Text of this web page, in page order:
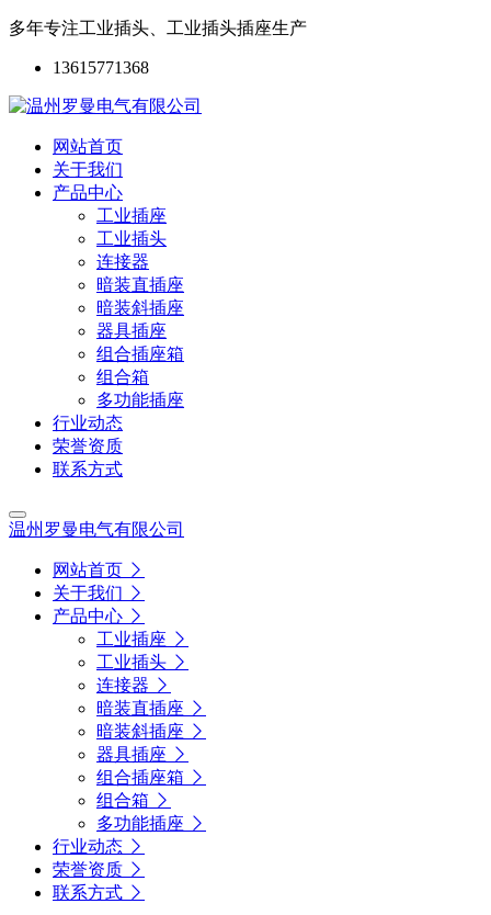
多年专注工业插头、工业插头插座生产
13615771368
网站首页
关于我们
产品中心
工业插座
工业插头
连接器
暗装直插座
暗装斜插座
器具插座
组合插座箱
组合箱
多功能插座
行业动态
荣誉资质
联系方式
温州罗曼电气有限公司
网站首页
关于我们
产品中心
工业插座
工业插头
连接器
暗装直插座
暗装斜插座
器具插座
组合插座箱
组合箱
多功能插座
行业动态
荣誉资质
联系方式